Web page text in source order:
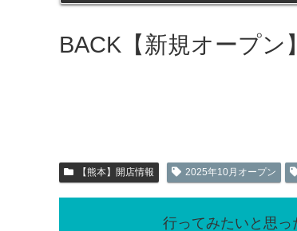
BACK【新規オープン】
【熊本】開店情報 2025年10月オープン